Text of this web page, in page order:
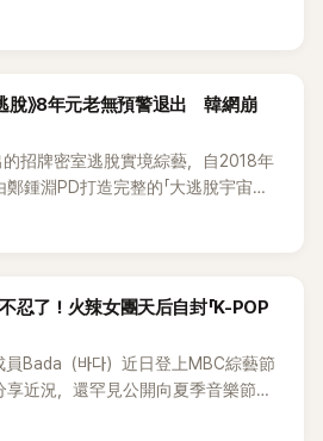
記者會」澄清。這場記者會後來還被
藝節目《我的經紀人太難搞－秘書
育兒的演藝圈代表「媽媽群」——李智
13位「My Star」身分登場，分享最真
始，李瑞鎮 率先與李智惠會合，兩人
聊到最近的新聞，李瑞鎮突然直球
說妳去做整形？是人中縮短手術嗎？」
脫口補刀：「妳以前不是還在游泳池
當年的風波。李智惠聽了忍不住笑
？」李瑞鎮則回嘴：「那時候新聞鬧那
一來一往，氣氛反而更加輕鬆。 談到
口坦言，當時確實被質疑動過隆胸手
照片之後，就開始被說是不是去隆乳
脫》8年元老無預警退出 韓網崩
的招牌密室逃脫實境綜藝，自2018年
鍾淵PD打造完整的「大逃脫宇宙
情、電影級場景與龐大世界觀，累積
了！火辣女團天后自封「K-POP
Bada（바다）近日登上MBC綜藝節
享近況，還罕見公開向夏季音樂節
己至今從未受邀演出，更幽默表示：